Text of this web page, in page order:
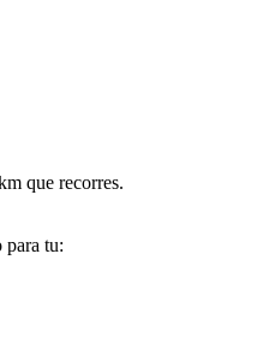
que recorres.
para tu: